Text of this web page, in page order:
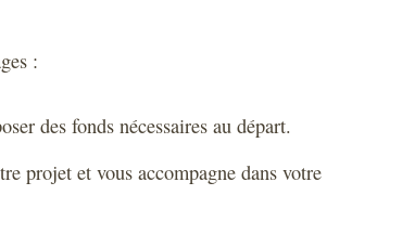
:
des fonds nécessaires au départ.
projet et vous accompagne dans votre